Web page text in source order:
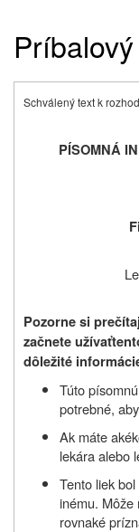
Schválený text k
PÍSOMNÁ
Pozorne si
začnete užívať
dôležité
Túto
potrebné,
Ak máte
lekára alebo
Tento liek
inému. Môže
rovnaké